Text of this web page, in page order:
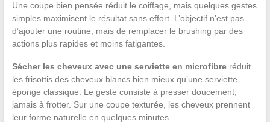
Une coupe bien pensée réduit le coiffage, mais quelques gestes
simples maximisent le résultat sans effort. L’objectif n’est pas
d’ajouter une routine, mais de remplacer le brushing par des
actions plus rapides et moins fatigantes.
Sécher les cheveux avec une serviette en microfibreréduit
les frisottis des cheveux blancs bien mieux qu’une serviette
éponge classique. Le geste consiste à presser doucement,
jamais à frotter. Sur une coupe texturée, les cheveux prennent
leur forme naturelle en quelques minutes.